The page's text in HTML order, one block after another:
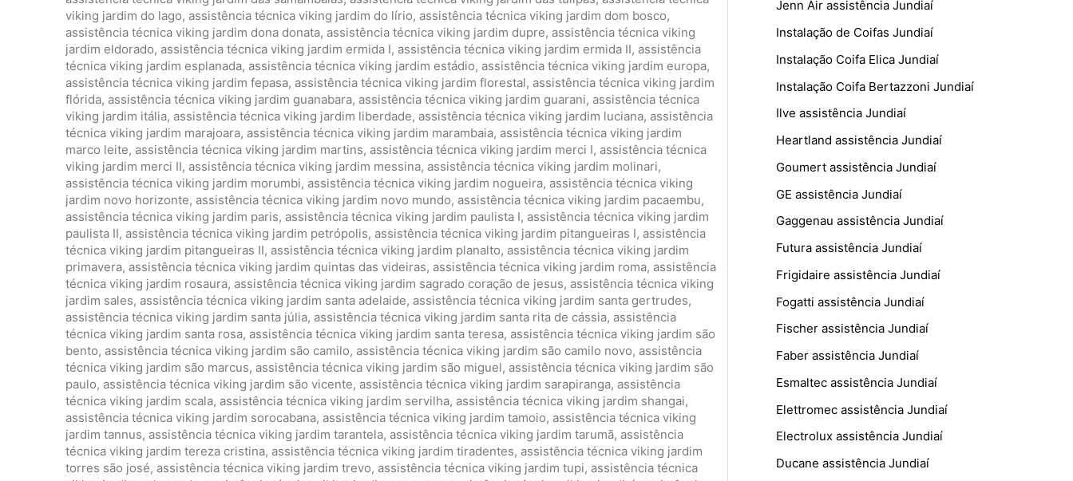
viking jardim do lago, assistência técnica viking jardim do lírio, assistência técnica viking jardim dom bosco,
assistência técnica viking jardim dona donata, assistência técnica viking jardim dupre, assistência técnica viking
jardim eldorado, assistência técnica viking jardim ermida I, assistência técnica viking jardim ermida II, assistência
técnica viking jardim esplanada, assistência técnica viking jardim estádio, assistência técnica viking jardim europa,
assistência técnica viking jardim fepasa, assistência técnica viking jardim florestal, assistência técnica viking jardim
flórida, assistência técnica viking jardim guanabara, assistência técnica viking jardim guarani, assistência técnica
viking jardim itália, assistência técnica viking jardim liberdade, assistência técnica viking jardim luciana, assistência
técnica viking jardim marajoara, assistência técnica viking jardim marambaia, assistência técnica viking jardim
marco leite, assistência técnica viking jardim martins, assistência técnica viking jardim merci I, assistência técnica
viking jardim merci II, assistência técnica viking jardim messina, assistência técnica viking jardim molinari,
assistência técnica viking jardim morumbi, assistência técnica viking jardim nogueira, assistência técnica viking
jardim novo horizonte, assistência técnica viking jardim novo mundo, assistência técnica viking jardim pacaembu,
assistência técnica viking jardim paris, assistência técnica viking jardim paulista I, assistência técnica viking jardim
paulista II, assistência técnica viking jardim petrópolis, assistência técnica viking jardim pitangueiras I, assistência
técnica viking jardim pitangueiras II, assistência técnica viking jardim planalto, assistência técnica viking jardim
primavera, assistência técnica viking jardim quintas das videiras, assistência técnica viking jardim roma, assistência
técnica viking jardim rosaura, assistência técnica viking jardim sagrado coração de jesus, assistência técnica viking
jardim sales, assistência técnica viking jardim santa adelaide, assistência técnica viking jardim santa gertrudes,
assistência técnica viking jardim santa júlia, assistência técnica viking jardim santa rita de cássia, assistência
técnica viking jardim santa rosa, assistência técnica viking jardim santa teresa, assistência técnica viking jardim são
bento, assistência técnica viking jardim são camilo, assistência técnica viking jardim são camilo novo, assistência
técnica viking jardim são marcus, assistência técnica viking jardim são miguel, assistência técnica viking jardim são
paulo, assistência técnica viking jardim são vicente, assistência técnica viking jardim sarapiranga, assistência
técnica viking jardim scala, assistência técnica viking jardim servilha, assistência técnica viking jardim shangai,
assistência técnica viking jardim sorocabana, assistência técnica viking jardim tamoio, assistência técnica viking
jardim tannus, assistência técnica viking jardim tarantela, assistência técnica viking jardim tarumã, assistência
técnica viking jardim tereza cristina, assistência técnica viking jardim tiradentes, assistência técnica viking jardim
torres são josé, assistência técnica viking jardim trevo, assistência técnica viking jardim tupi, assistência técnica
Jenn Air assistência Jundiaí
Instalação de Coifas Jundiaí
Instalação Coifa Elica Jundiaí
Instalação Coifa Bertazzoni Jundiaí
Ilve assistência Jundiaí
Heartland assistência Jundiaí
Goumert assistência Jundiaí
GE assistência Jundiaí
Gaggenau assistência Jundiaí
Futura assistência Jundiaí
Frigidaire assistência Jundiaí
Fogatti assistência Jundiaí
Fischer assistência Jundiaí
Faber assistência Jundiaí
Esmaltec assistência Jundiaí
Elettromec assistência Jundiaí
Electrolux assistência Jundiaí
Ducane assistência Jundiaí